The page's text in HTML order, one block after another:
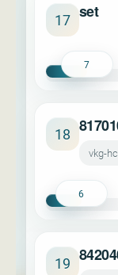
17 set
7
18
vkg-
6
19